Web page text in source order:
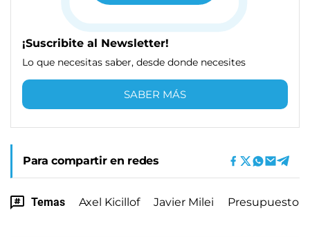
¡Suscribite al Newsletter!
Lo que necesitas saber, desde donde necesites
SABER MÁS
Para compartir en redes
Temas Axel Kicillof Javier Milei Presupuesto